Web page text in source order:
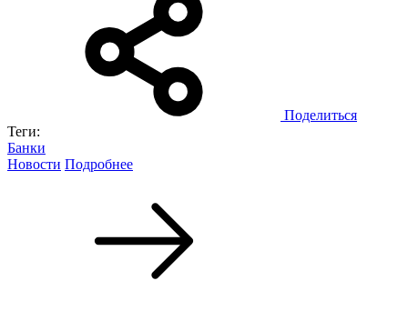
Поделиться
Теги:
Банки
Новости Подробнее